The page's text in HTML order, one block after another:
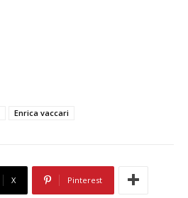
Enrica vaccari
X Pinterest